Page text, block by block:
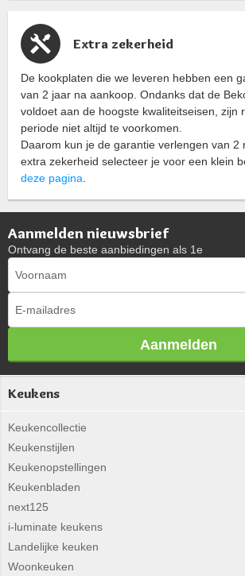
Extra zekerheid
De kookplaten die we leveren hebben een
van 2 jaar na aankoop. Ondanks dat de
voldoet aan de hoogste kwaliteitseisen, zijn
periode niet altijd te voorkomen.
Daarom kun je de garantie verlengen van 2
extra zekerheid selecteer je voor een klein
deze pagina
Aanmelden nieuwsbrief
Ontvang de beste aanbiedingen als 1e
Aanmelden
Keukens
Keukencollectie
Keukenstijlen
Keukenopstellingen
Keukenbladen
next125
i-luminate keukens
Landelijke keuken
Woonkeuken